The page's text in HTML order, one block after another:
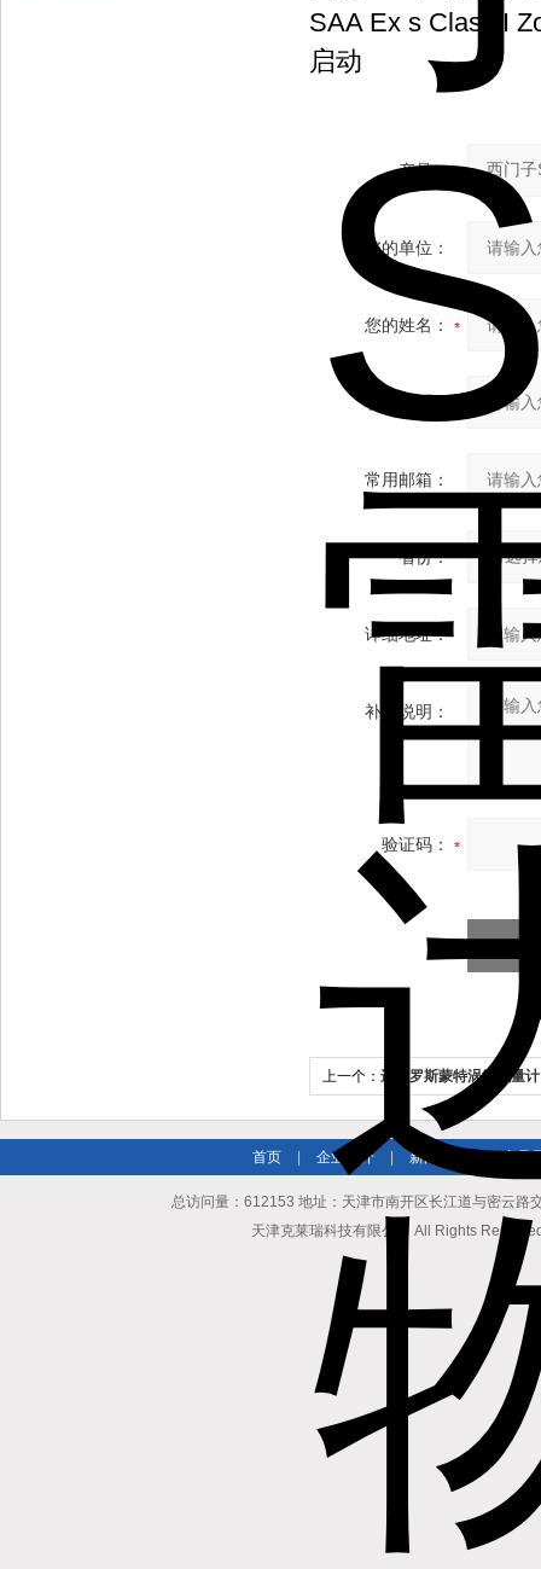
SAA Ex s Class I
启动
产品：
您的单位：
您的姓名：
联系电话：
常用邮箱：
省份：
详细地址：
补充说明：
验证码：
上一个： 进口罗斯蒙特涡街流量计
首页 企业简介 新闻资讯 产品
总访问量：612153 地址：天津市南开区长江道与密云
天津克莱瑞科技有限公司 All Rights